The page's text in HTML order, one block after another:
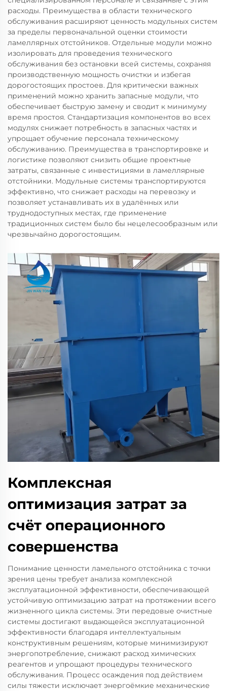
расходы. Преимущества в области технического
обслуживания расширяют ценность модульных систем
за пределы первоначальной оценки стоимости
ламеллярных отстойников. Отдельные модули можно
изолировать для проведения технического
обслуживания без остановки всей системы, сохраняя
производственную мощность очистки и избегая
дорогостоящих простоев. Для критически важных
применений можно хранить запасные модули, что
обеспечивает быструю замену и сводит к минимуму
время простоя. Стандартизация компонентов во всех
модулях снижает потребность в запасных частях и
упрощает обучение персонала техническому
обслуживанию. Преимущества в транспортировке и
логистике позволяют снизить общие проектные
затраты, связанные с инвестициями в ламеллярные
отстойники. Модульные системы транспортируются
эффективно, что снижает расходы на перевозку и
позволяет устанавливать их в удалённых или
труднодоступных местах, где применение
традиционных систем было бы нецелесообразным или
чрезвычайно дорогостоящим.
Комплексная
оптимизация затрат за
счёт операционного
совершенства
Понимание ценности ламельного отстойника с точки
зрения цены требует анализа комплексной
эксплуатационной эффективности, обеспечивающей
устойчивую оптимизацию затрат на протяжении всего
жизненного цикла системы. Эти передовые очистные
системы достигают выдающейся эксплуатационной
эффективности благодаря интеллектуальным
конструктивным решениям, которые минимизируют
энергопотребление, снижают расход химических
реагентов и упрощают процедуры технического
обслуживания. Процесс осаждения под действием
силы тяжести исключает энергоёмкие механические